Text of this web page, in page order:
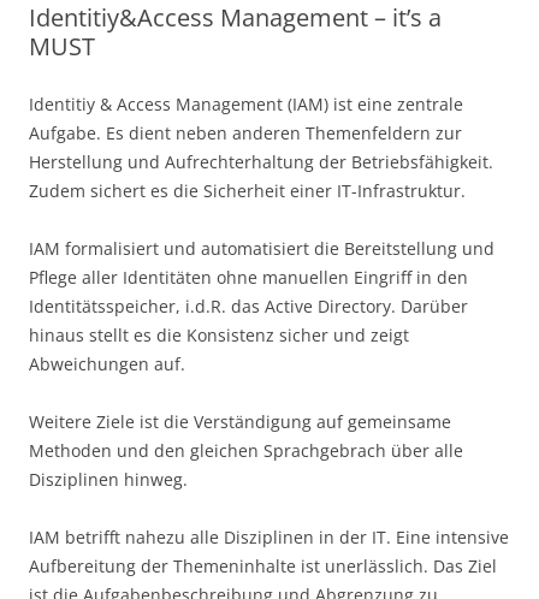
Identitiy&Access Management – it’s a
MUST
Identitiy & Access Management (IAM) ist eine zentrale
Aufgabe. Es dient neben anderen Themenfeldern zur
Herstellung und Aufrechterhaltung der Betriebsfähigkeit.
Zudem sichert es die Sicherheit einer IT-Infrastruktur.
IAM formalisiert und automatisiert die Bereitstellung und
Pflege aller Identitäten ohne manuellen Eingriff in den
Identitätsspeicher, i.d.R. das Active Directory. Darüber
hinaus stellt es die Konsistenz sicher und zeigt
Abweichungen auf.
Weitere Ziele ist die Verständigung auf gemeinsame
Methoden und den gleichen Sprachgebrach über alle
Disziplinen hinweg.
IAM betrifft nahezu alle Disziplinen in der IT. Eine intensive
Aufbereitung der Themeninhalte ist unerlässlich. Das Ziel